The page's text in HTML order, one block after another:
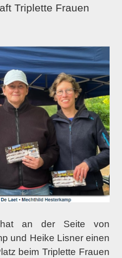
Triplette Frauen
an der Seite von
und Heike Lisner einen
beim Triplette Frauen